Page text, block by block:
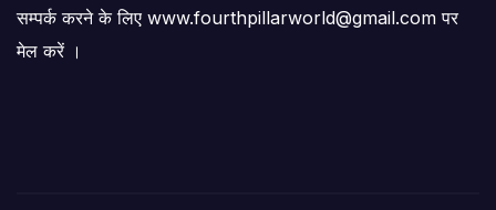
सम्पर्क करने के लिए www.fourthpillarworld@gmail.com पर
मेल करें ।